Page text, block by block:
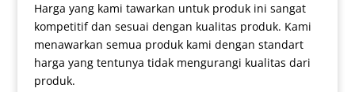
Harga yang kami tawarkan untuk produk ini sangat
kompetitif dan sesuai dengan kualitas produk. Kami
menawarkan semua produk kami dengan standart
harga yang tentunya tidak mengurangi kualitas dari
produk.